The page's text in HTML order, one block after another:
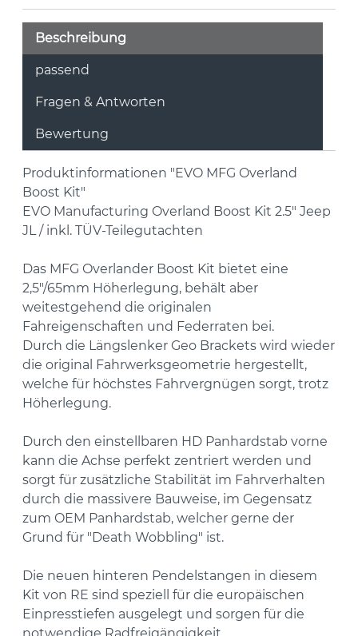
Beschreibung
passend
Fragen & Antworten
Bewertung
Produktinformationen "EVO MFG Overland
Boost Kit"
EVO Manufacturing Overland Boost Kit 2.5" Jeep
JL / inkl. TÜV-Teilegutachten
Das MFG Overlander Boost Kit bietet eine
2,5"/65mm Höherlegung, behält aber
weitestgehend die originalen
Fahreigenschaften und Federraten bei.
Durch die Längslenker Geo Brackets wird wieder
die original Fahrwerksgeometrie hergestellt,
welche für höchstes Fahrvergnügen sorgt, trotz
Höherlegung.
Durch den einstellbaren HD Panhardstab vorne
kann die Achse perfekt zentriert werden und
sorgt für zusätzliche Stabilität im Fahrverhalten
durch die massivere Bauweise, im Gegensatz
zum OEM Panhardstab, welcher gerne der
Grund für "Death Wobbling" ist.
Die neuen hinteren Pendelstangen in diesem
Kit von RE sind speziell für die europäischen
Einpresstiefen ausgelegt und sorgen für die
notwendige Radfreigängigkeit.